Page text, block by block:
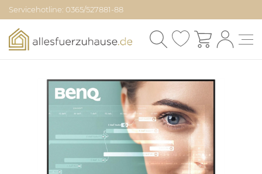
Servicehotline: 0365/527881-88